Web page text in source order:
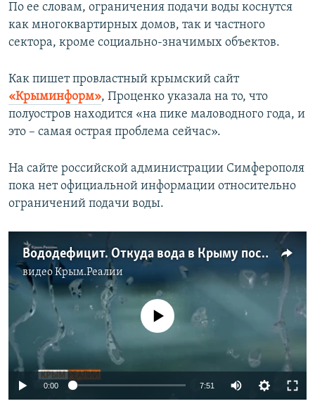
По ее словам, ограничения подачи воды коснутся
как многоквартирных домов, так и частного
сектора, кроме социально-значимых объектов.
Как пишет провластный крымский сайт
«Крыминформ», Проценко указала на то, что
полуостров находится «на пике маловодного года, и
это – самая острая проблема сейчас».
На сайте российской администрации Симферополя
пока нет официальной информации относительно
ограничений подачи воды.
Вододефицит. Откуда вода в Крыму после 2014? (видео)
видеоКрым.Реалии
No media source currently available
0:00 7:51